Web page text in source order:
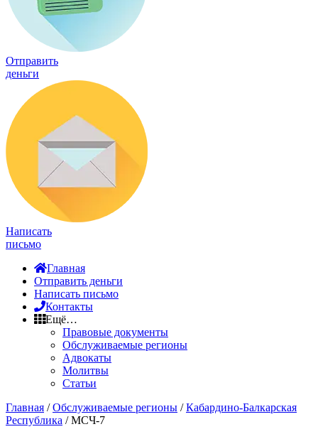
Отправить
деньги
Написать
письмо
Главная
Отправить деньги
Написать письмо
Контакты
Ещё…
Правовые документы
Обслуживаемые регионы
Адвокаты
Молитвы
Статьи
Главная /Обслуживаемые регионы /Кабардино-Балкарская
Республика / МСЧ-7